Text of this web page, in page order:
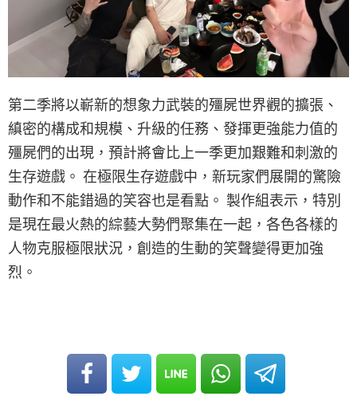
第二季將以嶄新的想象力武裝的殭屍世界觀的擴張、
縝密的構成和規模、升級的任務、發揮更強能力值的
殭屍們的出現，預計將會比上一季更加艱難和刺激的
生存遊戲。 在極限生存遊戲中，新玩家們展開的驚險
動作和不能錯過的笑容也是看點。 製作組表示，特別
是現在最火熱的綜藝大勢們聚集在一起，各色各樣的
人物克服極限狀況，創造的生動的笑聲變得更加強
烈。